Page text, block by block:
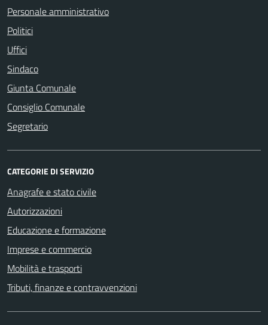
Personale amministrativo
Politici
Uffici
Sindaco
Giunta Comunale
Consiglio Comunale
Segretario
CATEGORIE DI SERVIZIO
Anagrafe e stato civile
Autorizzazioni
Educazione e formazione
Imprese e commercio
Mobilità e trasporti
Tributi, finanze e contravvenzioni